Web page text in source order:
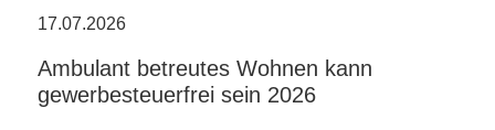
17.07.2026
Ambulant betreutes Wohnen kann
gewerbesteuerfrei sein 2026